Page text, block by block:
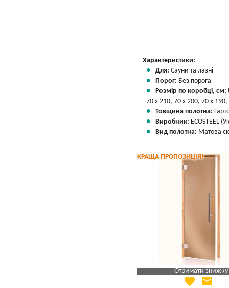
Характеристики:
Для: Сауни та лазні
Порог: Без порога
Розмір по коробці, см:
70 х 210, 70 х 200, 70 х 190,
Товщина полотна:
Виробник: ECOSTEEL
Вид полотна: Матова
КРАЩА ПРОПОЗИЦІЯ!
Отримати знижку
Яка Ваша ціна
favorite email